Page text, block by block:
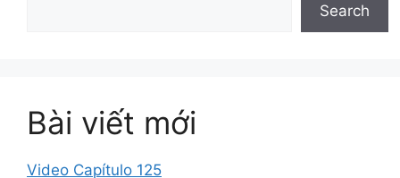
Search
Bài viết mới
Video Capítulo 125